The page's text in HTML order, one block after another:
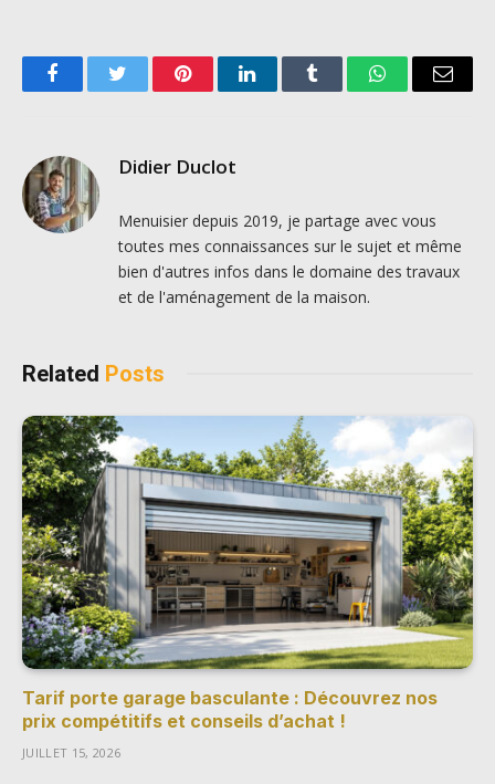
FacebookTwitter PinterestLinkedInTumblr WhatsAppEmail
Didier Duclot
Menuisier depuis 2019, je partage avec vous
toutes mes connaissances sur le sujet et même
bien d'autres infos dans le domaine des travaux
et de l'aménagement de la maison.
Related Posts
Tarif porte garage basculante : Découvrez nos
prix compétitifs et conseils d’achat !
JUILLET 15, 2026